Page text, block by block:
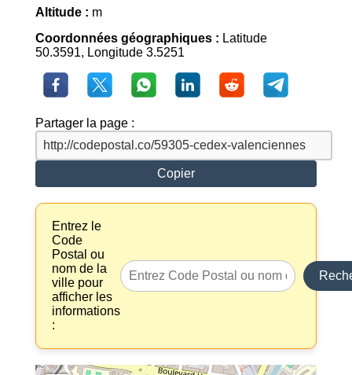
Altitude : m
Coordonnées géographiques : Latitude
50.3591, Longitude 3.5251
Partager la page :
Copier
Entrez le
Code
Postal ou
nom de la
ville pour
afficher les
informations
: